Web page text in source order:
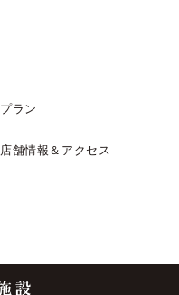
プラン
店舗情報＆アクセス